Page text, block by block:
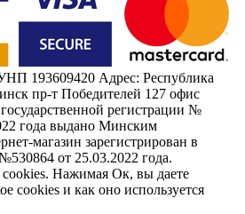
193609420 Адрес: Республика
пр-т Победителей 127 офис
регистрации №
года выдано Минским
магазин зарегистрирован в
от 25.03.2022 года.
Нажимая Ок, вы даете
cookies и как оно используется